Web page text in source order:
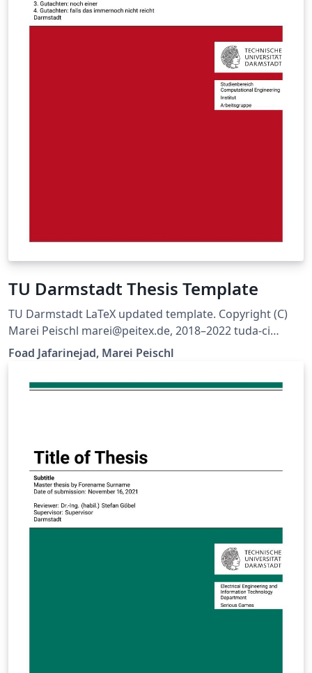
TU Darmstadt Thesis Template
TU Darmstadt LaTeX updated template. Copyright (C)
Marei Peischl marei@peitex.de, 2018–2022 tuda-ci
2022/11/04 v3.28
Foad Jafarinejad, Marei Peischl